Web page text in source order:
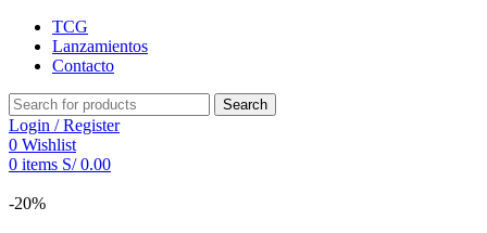
TCG
Lanzamientos
Contacto
Search
Login / Register
0 Wishlist
0 items S/0.00
-20%